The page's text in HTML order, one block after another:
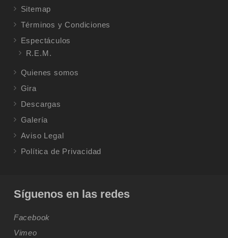
Sitemap
Términos y Condiciones
Espectáculos
R.E.M.
Quienes somos
Gira
Descargas
Galería
Aviso Legal
Política de Privacidad
Síguenos en las redes
Facebook
Vimeo